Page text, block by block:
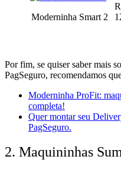
Moderninha Smart 2
Por fim, se quiser saber mais
PagSeguro, recomendamos
Moderninha ProFit:
completa!
Quer montar seu
PagSeguro.
2. Maquininhas